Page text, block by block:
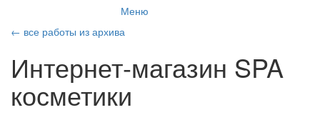
Меню
← все работы из архива
Интернет-магазин SPA
косметики